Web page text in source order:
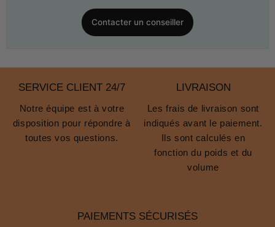
Contacter un conseiller
SERVICE CLIENT 24/7
Notre équipe est à votre
disposition pour répondre à
toutes vos questions.
LIVRAISON
Les frais de livraison sont
indiqués avant le paiement.
Ils sont calculés en
fonction du poids et du
volume
PAIEMENTS SÉCURISÉS